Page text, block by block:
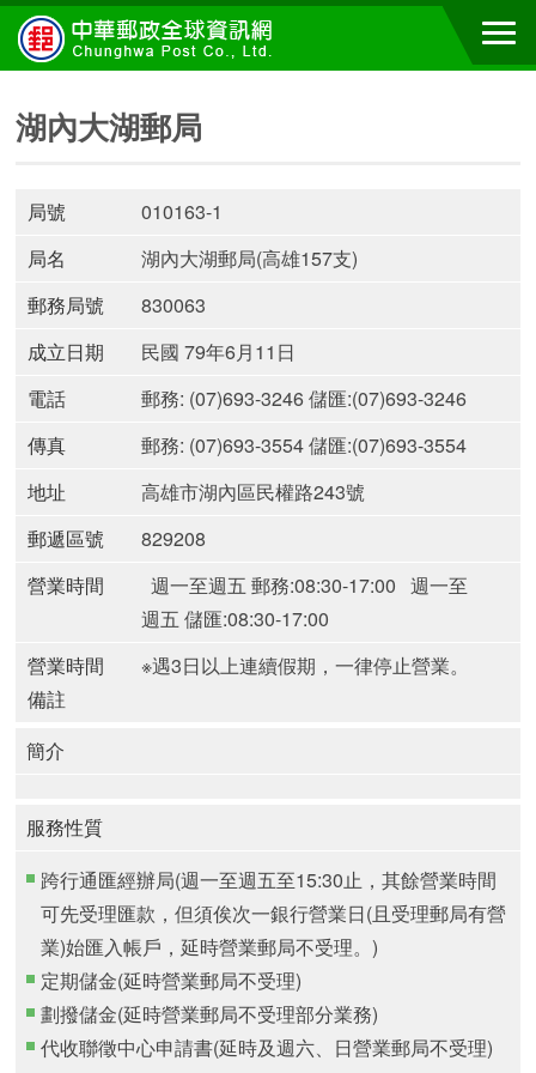
湖內大湖郵局
局號
010163-1
局名
湖內大湖郵局(高雄157支)
郵務局號
830063
成立日期
民國 79年6月11日
電話
郵務: (07)693-3246 儲匯:(07)693-3246
傳真
郵務: (07)693-3554 儲匯:(07)693-3554
地址
高雄市湖內區民權路243號
郵遞區號
829208
營業時間
週一至週五 郵務:08:30-17:00 週一至
週五 儲匯:08:30-17:00
營業時間
備註
※遇3日以上連續假期，一律停止營業。
簡介
服務性質
跨行通匯經辦局(週一至週五至15:30止，其餘營業時間
可先受理匯款，但須俟次一銀行營業日(且受理郵局有營
業)始匯入帳戶，延時營業郵局不受理。)
定期儲金(延時營業郵局不受理)
劃撥儲金(延時營業郵局不受理部分業務)
代收聯徵中心申請書(延時及週六、日營業郵局不受理)